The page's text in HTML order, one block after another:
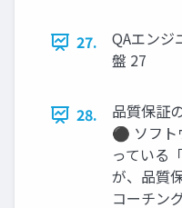
27.
QAエンジ
盤 27
28.
品質保証
⚫ ソフト
っている
が、品質
コーチン